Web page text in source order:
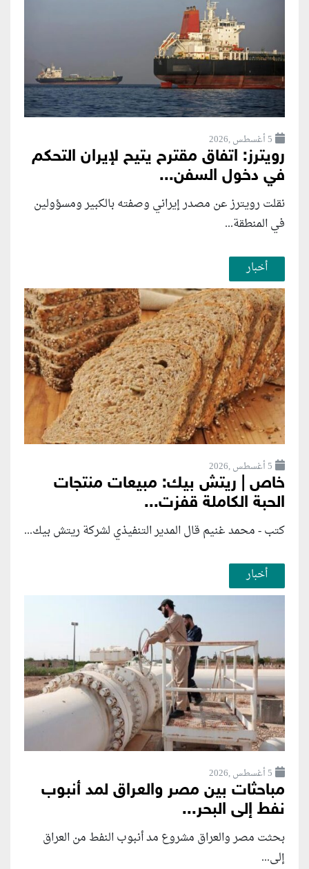
5 أغسطس ,2026
رويترز: اتفاق مقترح يتيح لإيران التحكم
في دخول السفن...
نقلت رويترز عن مصدر إيراني وصفته بالكبير ومسؤولين
في المنطقة...
أخبار
5 أغسطس ,2026
خاص | ريتش بيك: مبيعات منتجات
الحبة الكاملة قفزت...
كتب - محمد غنيم قال المدير التنفيذي لشركة ريتش بيك...
أخبار
5 أغسطس ,2026
مباحثات بين مصر والعراق لمد أنبوب
نفط إلى البحر...
بحثت مصر والعراق مشروع مد أنبوب النفط من العراق
إلى...